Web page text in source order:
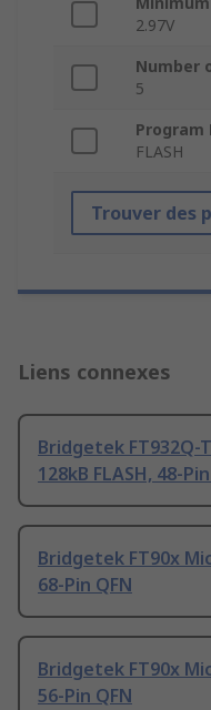
2.97V
Number
5
Program
FLASH
Trouver des
Liens connexes
Bridgetek FT932Q-
128kB FLASH, 48-
Bridgetek FT90x
68-Pin QFN
Bridgetek FT90x
56-Pin QFN